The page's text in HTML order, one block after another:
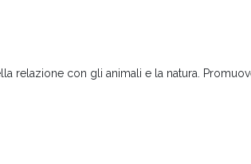
,
relazione con gli animali e la natura.